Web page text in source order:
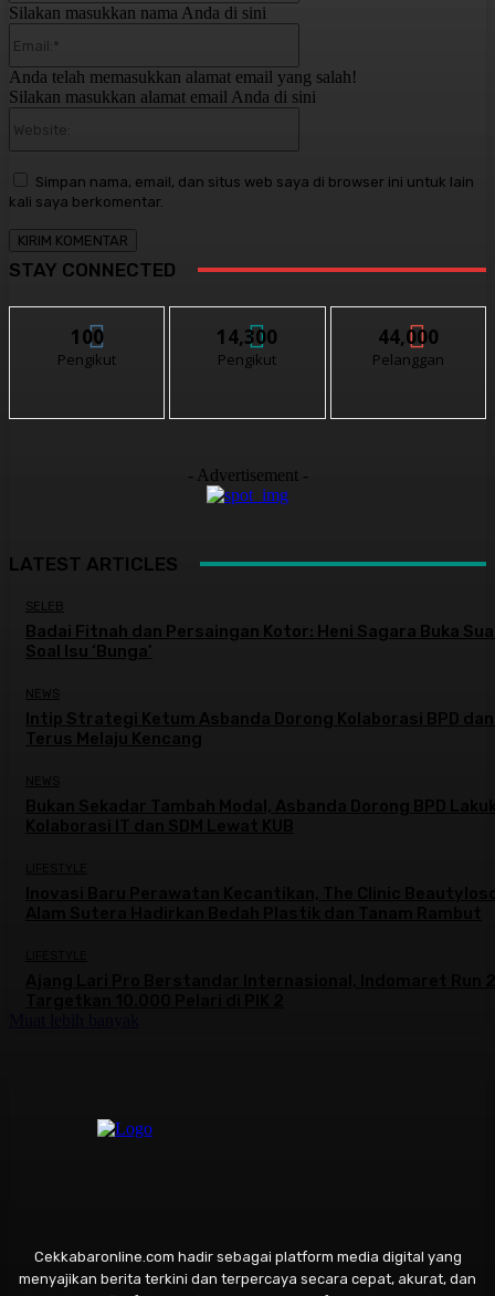
Silakan masukkan nama Anda di sini
Anda telah memasukkan alamat email yang salah!
Silakan masukkan alamat email Anda di sini
Simpan nama, email, dan situs web saya di browser ini untuk lain
kali saya berkomentar.
STAY CONNECTED
100
Pengikut
14,300
Pengikut
44,000
Pelanggan
- Advertisement -
LATEST ARTICLES
SELEB
Badai Fitnah dan Persaingan Kotor: Heni Sagara Buka
Soal Isu ‘Bunga’
NEWS
Intip Strategi Ketum Asbanda Dorong Kolaborasi BPD dan
Terus Melaju Kencang
Cekkabaronline.com hadir sebagai platform media digital yang
menyajikan berita terkini dan terpercaya secara cepat, akurat, dan